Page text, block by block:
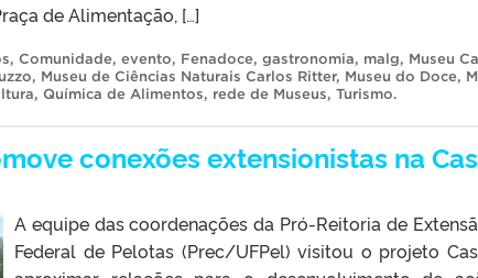
de Alimentação, […]
, Comunidade, evento, Fenadoce, gastronomia, malg, Museu
, Museu de Ciências Naturais Carlos Ritter, Museu do Doce,
, Química de Alimentos, rede de Museus, Turismo.
conexões extensionistas na
A equipe das coordenações da Pró-Reitoria de
Federal de Pelotas (Prec/UFPel) visitou o projeto